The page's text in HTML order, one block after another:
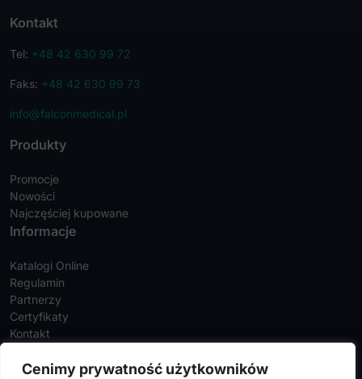
Cenimy prywatność użytkowników
Kontakt
Tel: +48 42 630 99 72
Faks: +48 42 630 99 73
info@falconmedical.pl
Produkty
Promocje
Nowości
Najczęściej kupowane
Informacje
Katalogi Online
Regulamin
Partnerzy
Certyfikaty
Kontakt